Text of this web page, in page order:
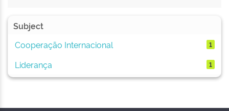
Subject
Cooperação Internacional
1
Liderança 1